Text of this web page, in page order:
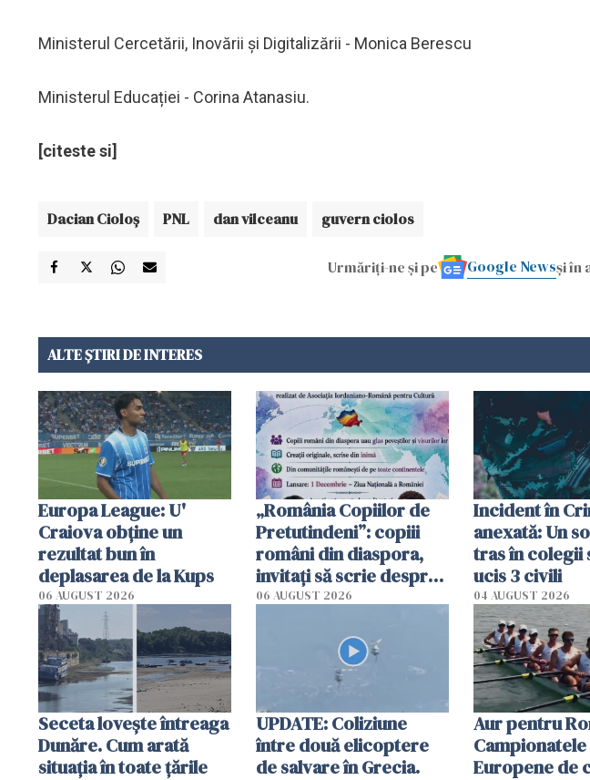
Ministerul Cercetării, Inovării și Digitalizării - Monica Berescu
Ministerul Educației - Corina Atanasiu.
[citeste si]
Dacian Cioloş PNL dan vilceanu guvern ciolos
Urmăriți-ne și pe Google Newsși în
ALTE ȘTIRI DE INTERES
Europa League: U'
Craiova obține un
rezultat bun în
deplasarea de la Kups
06 AUGUST 2026
„România Copiilor de
Pretutindeni”: copiii
români din diaspora,
invitați să scrie despre
România într-un volum
06 AUGUST 2026
Incident în
anexată: Un
tras în colegii
ucis 3 civili
04 AUGUST 2026
Seceta lovește întreaga
Dunăre. Cum arată
situația în toate țările
UPDATE: Coliziune
între două elicoptere
de salvare în Grecia.
Aur pentru
Campionatele
Europene de